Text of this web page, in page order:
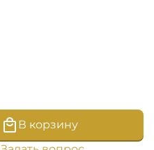
В корзину